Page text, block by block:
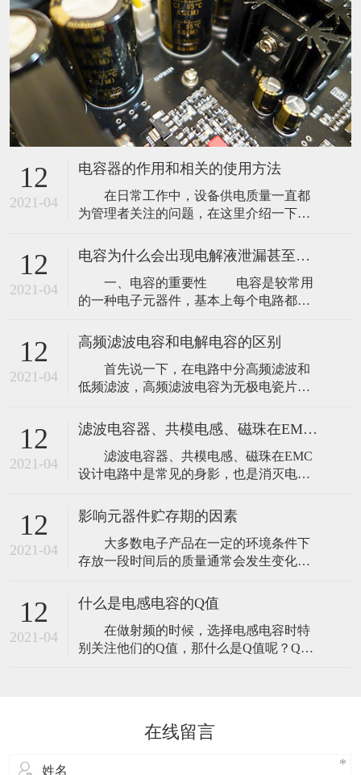
12
2021-04
电容器的作用和相关的使用方法
在日常工作中，设备供电质量一直都
为管理者关注的问题，在这里介绍一下电
什么要使用电容器？ 电容器主要用于
补偿工频电力系统的感性无功功率，以提
高功率因数，改善供电质量，降低线路损
耗。 2、电容器在什么样的电压下运行
12
2021-04
电容为什么会出现电解液泄漏甚至爆浆呢？
一、电容的重要性 电容是较常用
的一种电子元器件，基本上每个电路都会
路，那么电容为什么会出现电解液泄漏甚
至爆浆呢？ 二、电容爆浆原因解析
电容爆浆的原因其实有很多，比如电
流大于允许的稳波电流、使用电压超出工
1、
12
2021-04
高频滤波电容和电解电容的区别
首先说一下，在电路中分高频滤波和
低频滤波，高频滤波电容为无极电瓷片。
很大的电解电容C1与一个容量很小的电容
C2并联。C1是一个1000μF的大容量滤波电
容，C2是一个只有0.01μF的小电容，为高
频滤波电容，用来进行高频成分的滤波，
12
2021-04
滤波电容器、共模电感、磁珠在EMC设计电路的关系
滤波电容器、共模电感、磁珠在EMC
设计电路中是常见的身影，也是消灭电磁
中的作用，相信还有很多人还不是很清
楚，文章从设计中详细分析了消灭EMC三
大利器的原理。 【滤波电容】 尽
管从滤除高频噪声的角度看，电容的谐振
有害
12
2021-04
影响元器件贮存期的因素
大多数电子产品在一定的环境条件下
存放一段时间后的质量通常会发生变化，
限，其质量和可靠性将不能保证，所以必
须规定一个贮存期，也可以理解为食品安
全的“保质期”。 元器件的贮存期是指
从生产完成并检验合格至装机前在一定环
12
2021-04
什么是电感电容的Q值
在做射频的时候，选择电感电容时特
别关注他们的Q值，那什么是Q值呢？Q值
用该元件组成的电路或网络的选择性愈
在线留言